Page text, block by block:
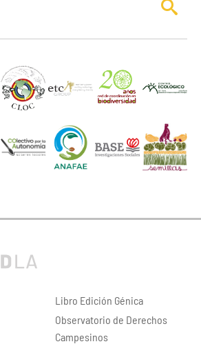
Libro Edición Génica
Observatorio de Derechos
Campesinos